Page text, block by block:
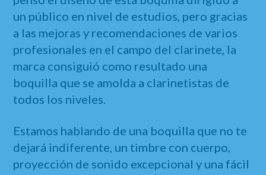
un público en nivel de estudios, pero gracias
a las mejoras y recomendaciones de varios
profesionales en el campo del clarinete, la
marca consiguió como resultado una
boquilla que se amolda a clarinetistas de
todos los niveles.
Estamos hablando de una boquilla que no te
dejará indiferente, un timbre con cuerpo,
proyección de sonido excepcional y una fácil